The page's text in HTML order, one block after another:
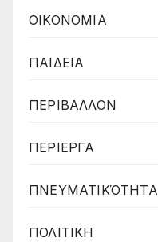
ΟΙΚΟΝΟΜΙΑ
ΠΑΙΔΕΙΑ
ΠΕΡΙΒΑΛΛΟΝ
ΠΕΡΙΕΡΓΑ
ΠΝΕΥΜΑΤΙΚΌΤΗΤΑ
ΠΟΛΙΤΙΚΗ